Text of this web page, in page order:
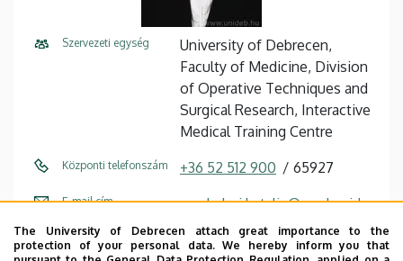
Szervezeti egység
University of Debrecen,
Faculty of Medicine, Division
of Operative Techniques and
Surgical Research, Interactive
Medical Training Centre
Központi telefonszám +36 52 512 900 65927
E-mail cím
cserhalmi.katalin@med.unide
b.hu
Cím
The University of Debrecen attach great importance to the
protection of your personal data. We hereby inform you that